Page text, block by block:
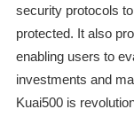
security protocols
protected. It also
enabling users to
investments and
Kuai500 is